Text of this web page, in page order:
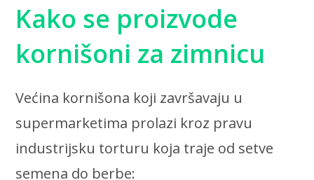
Kako se proizvode
kornišoni za zimnicu
Većina kornišona koji završavaju u
supermarketima prolazi kroz pravu
industrijsku torturu koja traje od setve
semena do berbe: